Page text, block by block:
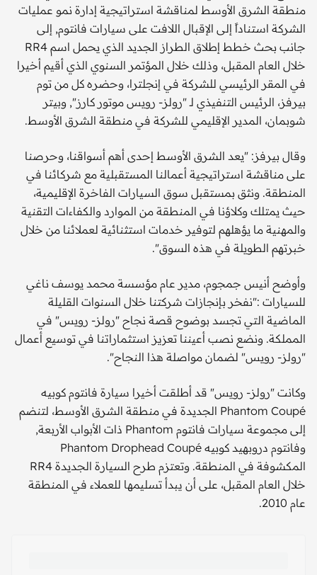
منطقة الشرق الأوسط لمناقشة استراتيجية إدارة نمو عمليات
الشركة استناداً إلى الإقبال اللافت على سيارات فانتوم, إلى
جانب بحث خطط إطلاق الطراز الجديد الذي يحمل اسم RR4
خلال العام المقبل، وذلك خلال المؤتمر السنوي الذي أقيم أخيرا
في المقر الرئيسي للشركة في إنجلترا، وحضره كل من توم
بيرفز، الرئيس التنفيذي لـ "رولز- رويس موتور كارز", وبيتر
شوبمان، المدير الإقليمي للشركة في منطقة الشرق الأوسط.
وقال بيرفز: "يعد الشرق الأوسط إحدى أهم أسواقنا، وحرصنا
على مناقشة استراتيجية أعمالنا المستقبلية مع شركائنا في
المنطقة. ونثق بمستقبل سوق السيارات الفاخرة الإقليمية،
حيث يمتلك وكلاؤنا في المنطقة من الموارد والكفاءات التقنية
والمهنية ما يؤهلهم لتوفير خدمات استثنائية لعملائنا من خلال
خبرتهم الطويلة في هذه السوق".
وأوضح أنيس جمجوم، مدير عام مؤسسة محمد يوسف ناغي
للسيارات :"نفخر بإنجازات شركتنا خلال السنوات القليلة
الماضية التي تجسد بوضوح قصة نجاح "رولز- رويس" في
المملكة. ونضع نصب أعيننا تعزيز استثماراتنا في توسيع أعمال
"رولز- رويس" لضمان مواصلة هذا النجاح".
وكانت "رولز- رويس" قد أطلقت أخيرا سيارة فانتوم كوبيه
Phantom Coupé الجديدة في منطقة الشرق الأوسط، لتنضم
إلى مجموعة سيارات فانتوم Phantom ذات الأبواب الأربعة,
وفانتوم دروبهيد كوبيه Phantom Drophead Coupé
المكشوفة في المنطقة. وتعتزم طرح السيارة الجديدة RR4
خلال العام المقبل، على أن يبدأ تسليمها للعملاء في المنطقة
عام 2010.